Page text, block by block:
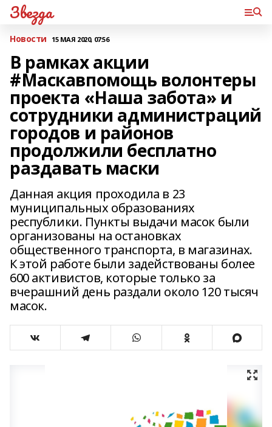
Звезда
Новости 15 МАЯ 2020, 07:56
В рамках акции
#Маскавпомощь волонтеры
проекта «Наша забота» и
сотрудники администраций
городов и районов
продолжили бесплатно
раздавать маски
Данная акция проходила в 23
муниципальных образованиях
республики. Пункты выдачи масок были
организованы на остановках
общественного транспорта, в магазинах.
К этой работе были задействованы более
600 активистов, которые только за
вчерашний день раздали около 120 тысяч
масок.